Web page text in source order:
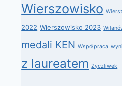
Wierszowisko
2022 Wierszowisko 2023
medali KEN Współpraca
z laureatem Życzliwek